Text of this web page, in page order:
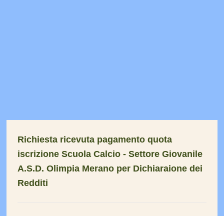
Richiesta ricevuta pagamento quota
iscrizione Scuola Calcio - Settore Giovanile
A.S.D. Olimpia Merano per Dichiaraione dei
Redditi